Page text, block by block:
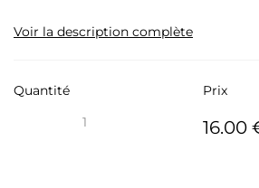
Voir la description complète
Quantité Prix
16.00